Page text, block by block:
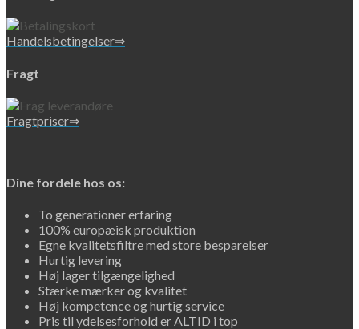
Handelsbetingelser⇒
Fragt
Fragtpriser⇒
Dine fordele hos os:
To generationer erfaring
100% europæisk produktion
Egne kvalitetsfiltre med store besparelser
Hurtig levering
Høj lager tilgængelighed
Stærke mærker og kvalitet
Høj kompetence og hurtig service
Pris til ydelsesforhold er ALTID i top